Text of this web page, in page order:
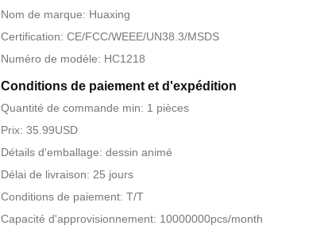
Nom de marque: Huaxing
Certification: CE/FCC/WEEE/UN38.3/MSDS
Numéro de modèle: HC1218
Conditions de paiement et d'expédition
Quantité de commande min: 1 pièces
Prix: 35.99USD
Détails d'emballage: dessin animé
Délai de livraison: 25 jours
Conditions de paiement: T/T
Capacité d'approvisionnement: 10000000pcs/month